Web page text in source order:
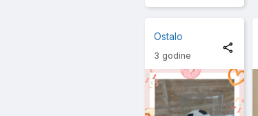
Ostalo
3 godine